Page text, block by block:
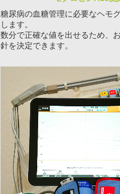
糖尿病の血糖管理に必要なヘモ
します。
数分で正確な値を出せるため、
針を決定できます。